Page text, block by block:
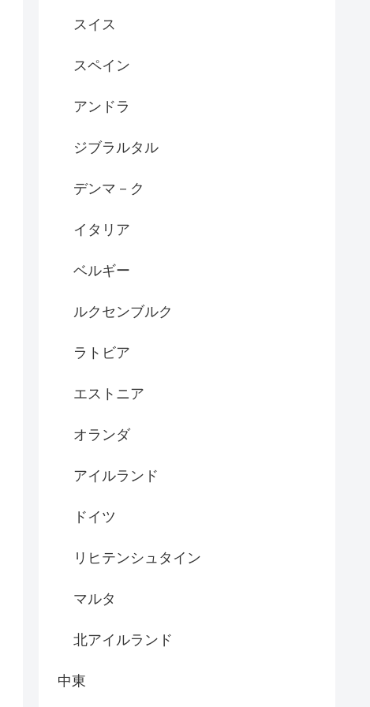
スイス
スペイン
アンドラ
ジブラルタル
デンマ－ク
イタリア
ベルギー
ルクセンブルク
ラトビア
エストニア
オランダ
アイルランド
ドイツ
リヒテンシュタイン
マルタ
北アイルランド
中東